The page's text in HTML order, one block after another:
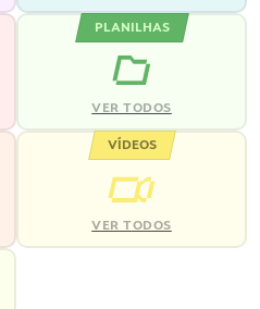
PLANILHAS
VER TODOS
VÍDEOS
VER TODOS